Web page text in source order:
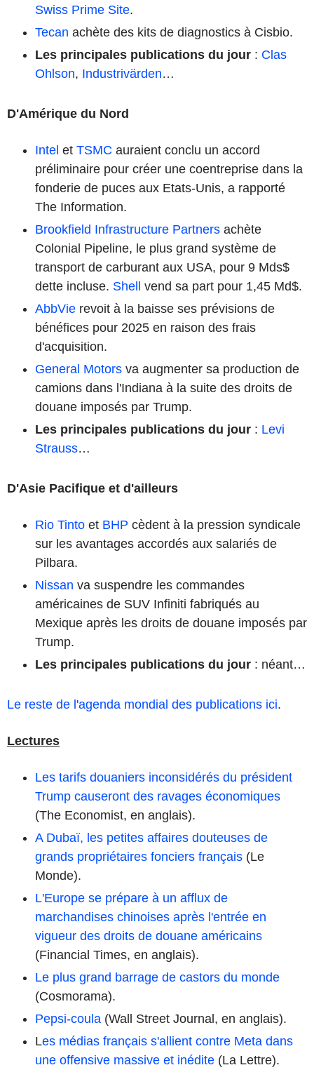
Swiss Prime Site.
Tecan achète des kits de diagnostics à Cisbio.
Les principales publications du jour : Clas
Ohlson, Industrivärden…
D'Amérique du Nord
Intel et TSMC auraient conclu un accord
préliminaire pour créer une coentreprise dans la
fonderie de puces aux Etats-Unis, a rapporté
The Information.
Brookfield Infrastructure Partners achète
Colonial Pipeline, le plus grand système de
transport de carburant aux USA, pour 9 Mds$
dette incluse. Shell vend sa part pour 1,45 Md$.
AbbVie revoit à la baisse ses prévisions de
bénéfices pour 2025 en raison des frais
d'acquisition.
General Motors va augmenter sa production de
camions dans l'Indiana à la suite des droits de
douane imposés par Trump.
Les principales publications du jour : Levi
Strauss…
D'Asie Pacifique et d'ailleurs
Rio Tinto et BHP cèdent à la pression syndicale
sur les avantages accordés aux salariés de
Pilbara.
Nissan va suspendre les commandes
américaines de SUV Infiniti fabriqués au
Mexique après les droits de douane imposés par
Trump.
Les principales publications du jour : néant…
Le reste de l'agenda mondial des publications ici.
Lectures
Les tarifs douaniers inconsidérés du président
Trump causeront des ravages économiques
(The Economist, en anglais).
A Dubaï, les petites affaires douteuses de
grands propriétaires fonciers français (Le
Monde).
L'Europe se prépare à un afflux de
marchandises chinoises après l'entrée en
vigueur des droits de douane américains
(Financial Times, en anglais).
Le plus grand barrage de castors du monde
(Cosmorama).
Pepsi-coula (Wall Street Journal, en anglais).
Les médias français s'allient contre Meta dans
une offensive massive et inédite (La Lettre).